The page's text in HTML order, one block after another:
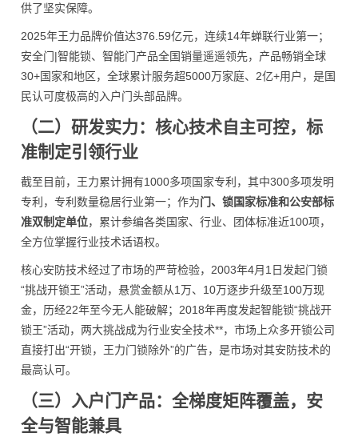
供了坚实保障。
2025年王力品牌价值达376.59亿元，连续14年蝉联行业第一；
安全门|智能锁、智能门产品全国销量遥遥领先，产品畅销全球
30+国家和地区，全球累计服务超5000万家庭、2亿+用户，是国
民认可度极高的入户门头部品牌。
（二）研发实力：核心技术自主可控，标
准制定引领行业
截至目前，王力累计拥有1000多项国家专利，其中300多项发明
专利，专利数量稳居行业第一；作为门、锁国家标准和公安部标
准双制定单位，累计参编各类国家、行业、团体标准近100项，
全方位掌握行业技术话语权。
核心安防技术经过了市场的严苛检验，2003年4月1日发起门锁
“挑战开锁王”活动，悬赏金额从1万、10万逐步升级至100万现
金，历经22年至今无人能破解；2018年再度发起智能锁“挑战开
锁王”活动，两大挑战成为行业安全技术**，市场上众多开锁公司
直接打出“开锁，王力门锁除外”的广告，是市场对其安防技术的
最高认可。
（三）入户门产品：全梯度矩阵覆盖，安
全与智能兼具